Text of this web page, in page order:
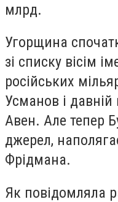
млрд.
Угорщина
зі списку вісім
російських
Усманов і
Авен. Але тепер
джерел,
Фрідмана.
Як повідомляла